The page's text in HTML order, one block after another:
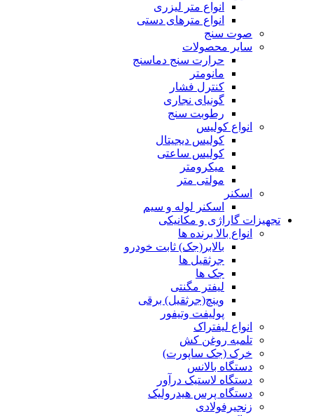
انواع متر لیزری
انواع مترهای دستی
صوت سنج
سایر محصولات
حرارت سنج دماسنج
مانومتر
کنترل فشار
گونیای نجاری
رطوبت سنج
انواع کولیس
کولیس دیجیتال
کولیس ساعتی
میکرومتر
مولتی متر
اسکنر
اسکنر لوله و سیم
تجهیزات گاراژی و مکانیکی
انواع بالا برنده ها
بالابر(جک) ثابت خودرو
جرثقیل ها
جک ها
لیفتر مگنتی
وینچ(جرثقیل) برقی
پولیفت وتیفور
انواع لیفتراک
تلمبه روغن کش
خرک (جک ساپورت)
دستگاه بالانس
دستگاه لاستیک درآور
دستگاه پرس هیدرولیک
زنجیرفولادی